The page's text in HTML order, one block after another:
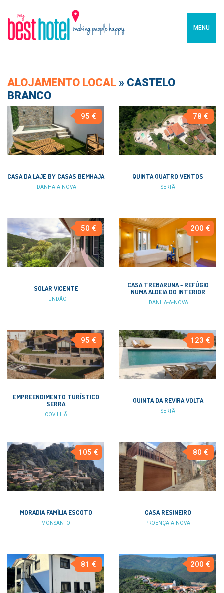
MENU
ALOJAMENTO LOCAL » CASTELO
BRANCO
95 €
CASA DA LAJE BY CASAS BEMHAJA
IDANHA-A-NOVA
78 €
QUINTA QUATRO VENTOS
SERTÃ
50 €
SOLAR VICENTE
FUNDÃO
200 €
CASA TREBARUNA - REFÚGIO
NUMA ALDEIA DO INTERIOR
IDANHA-A-NOVA
95 €
EMPREENDIMENTO TURÍSTICO
SERRA
COVILHÃ
123 €
QUINTA DA REVIRA VOLTA
SERTÃ
105 €
MORADIA FAMÍLIA ESCOTO
MONSANTO
80 €
CASA RESINEIRO
PROENÇA-A-NOVA
81 € 200 €